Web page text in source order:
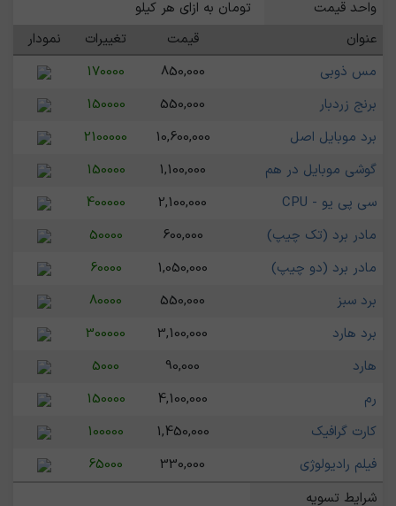
واحد قیمت
تومان به ازای هر کیلو
عنوان
قیمت تغییرات
نمودار
مس ذوبی
850,000
170000
برنج زردبار
550,000
150000
برد موبایل اصل
10,600,000
2100000
گوشی موبایل در هم
1,100,000
150000
سی پی یو - CPU
2,100,000
400000
مادر برد (تک چیپ)
600,000
50000
مادر برد (دو چیپ)
1,050,000
60000
برد سبز
550,000
80000
برد هارد
3,100,000
300000
هارد
90,000
5000
رم
4,100,000
150000
کارت گرافیک
1,450,000
100000
فیلم رادیولوژی
330,000
65000
شرایط تسویه